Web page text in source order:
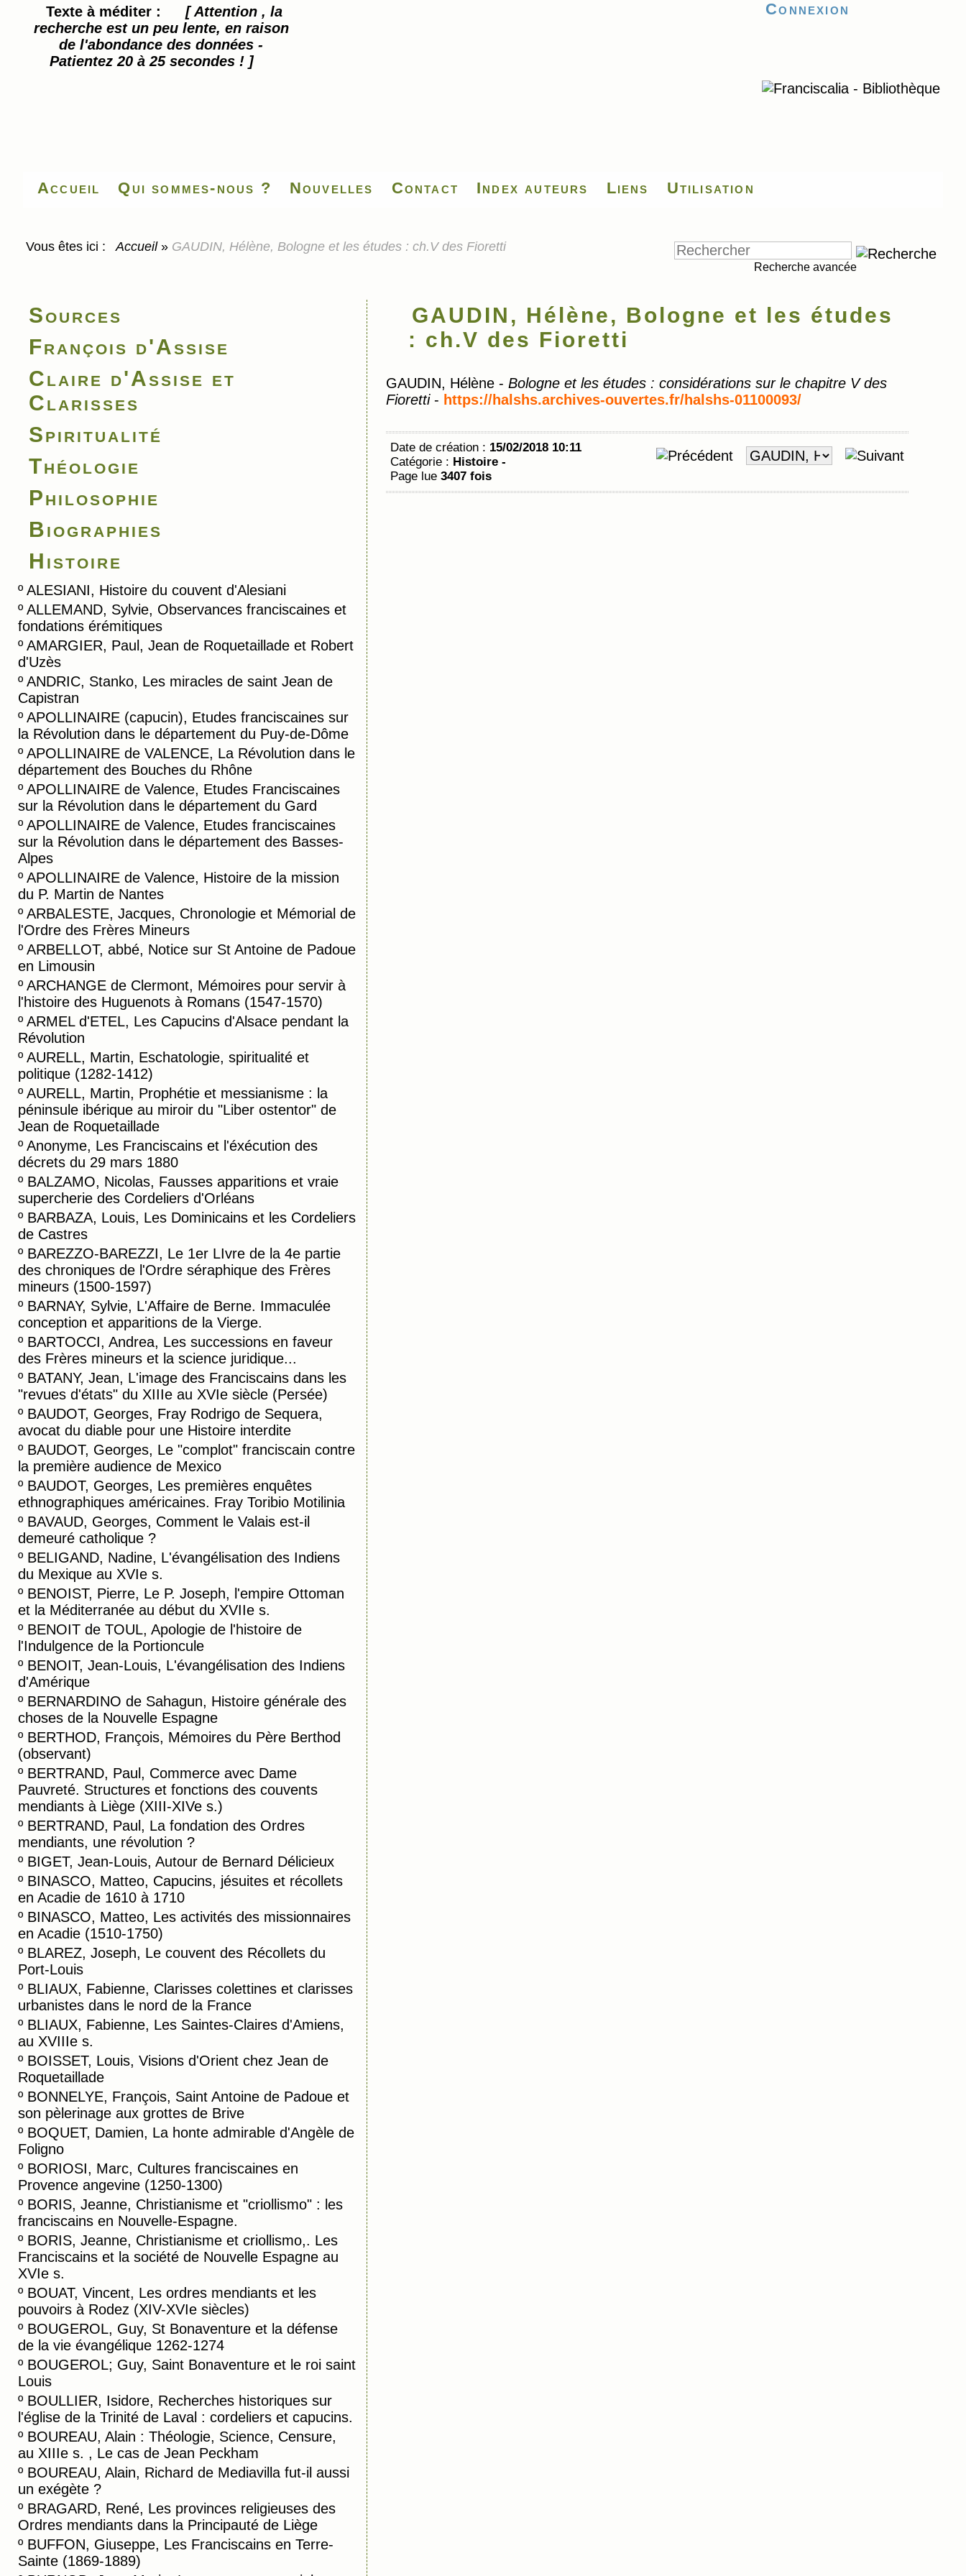
Texte à méditer :
[ Attention , la
recherche est un peu lente, en raison
de l'abondance des données -
Patientez 20 à 25 secondes ! ]
Accueil
Connexion
Qui sommes-nous ? Nouvelles Contact Index auteurs Liens Utilisation
Vous êtes ici : Accueil » GAUDIN, Hélène, Bologne et les études : ch.V des Fioretti
Recherche avancée
Sources
François d'Assise
Claire d'Assise et
Clarisses
Spiritualité
Théologie
Philosophie
Biographies
Histoire
º ALESIANI, Histoire du couvent d'Alesiani
º ALLEMAND, Sylvie, Observances franciscaines et
fondations érémitiques
º AMARGIER, Paul, Jean de Roquetaillade et Robert
d'Uzès
º ANDRIC, Stanko, Les miracles de saint Jean de
Capistran
º APOLLINAIRE (capucin), Etudes franciscaines sur
la Révolution dans le département du Puy-de-Dôme
º APOLLINAIRE de VALENCE, La Révolution dans le
département des Bouches du Rhône
º APOLLINAIRE de Valence, Etudes Franciscaines
sur la Révolution dans le département du Gard
º APOLLINAIRE de Valence, Etudes franciscaines
sur la Révolution dans le département des Basses-
Alpes
º APOLLINAIRE de Valence, Histoire de la mission
du P. Martin de Nantes
º ARBALESTE, Jacques, Chronologie et Mémorial de
l'Ordre des Frères Mineurs
º ARBELLOT, abbé, Notice sur St Antoine de Padoue
en Limousin
º ARCHANGE de Clermont, Mémoires pour servir à
l'histoire des Huguenots à Romans (1547-1570)
º ARMEL d'ETEL, Les Capucins d'Alsace pendant la
Révolution
º AURELL, Martin, Eschatologie, spiritualité et
politique (1282-1412)
º AURELL, Martin, Prophétie et messianisme : la
péninsule ibérique au miroir du "Liber ostentor" de
Jean de Roquetaillade
º Anonyme, Les Franciscains et l'éxécution des
décrets du 29 mars 1880
º BALZAMO, Nicolas, Fausses apparitions et vraie
supercherie des Cordeliers d'Orléans
º BARBAZA, Louis, Les Dominicains et les Cordeliers
de Castres
º BAREZZO-BAREZZI, Le 1er LIvre de la 4e partie
des chroniques de l'Ordre séraphique des Frères
mineurs (1500-1597)
º BARNAY, Sylvie, L'Affaire de Berne. Immaculée
conception et apparitions de la Vierge.
º BARTOCCI, Andrea, Les successions en faveur
des Frères mineurs et la science juridique...
º BATANY, Jean, L'image des Franciscains dans les
"revues d'états" du XIIIe au XVIe siècle (Persée)
º BAUDOT, Georges, Fray Rodrigo de Sequera,
avocat du diable pour une Histoire interdite
º BAUDOT, Georges, Le "complot" franciscain contre
la première audience de Mexico
º BAUDOT, Georges, Les premières enquêtes
ethnographiques américaines. Fray Toribio Motilinia
º BAVAUD, Georges, Comment le Valais est-il
demeuré catholique ?
º BELIGAND, Nadine, L'évangélisation des Indiens
du Mexique au XVIe s.
º BENOIST, Pierre, Le P. Joseph, l'empire Ottoman
et la Méditerranée au début du XVIIe s.
º BENOIT de TOUL, Apologie de l'histoire de
l'Indulgence de la Portioncule
º BENOIT, Jean-Louis, L'évangélisation des Indiens
d'Amérique
º BERNARDINO de Sahagun, Histoire générale des
choses de la Nouvelle Espagne
º BERTHOD, François, Mémoires du Père Berthod
(observant)
º BERTRAND, Paul, Commerce avec Dame
Pauvreté. Structures et fonctions des couvents
mendiants à Liège (XIII-XIVe s.)
º BERTRAND, Paul, La fondation des Ordres
mendiants, une révolution ?
º BIGET, Jean-Louis, Autour de Bernard Délicieux
º BINASCO, Matteo, Capucins, jésuites et récollets
en Acadie de 1610 à 1710
º BINASCO, Matteo, Les activités des missionnaires
en Acadie (1510-1750)
º BLAREZ, Joseph, Le couvent des Récollets du
Port-Louis
º BLIAUX, Fabienne, Clarisses colettines et clarisses
urbanistes dans le nord de la France
º BLIAUX, Fabienne, Les Saintes-Claires d'Amiens,
au XVIIIe s.
º BOISSET, Louis, Visions d'Orient chez Jean de
Roquetaillade
º BONNELYE, François, Saint Antoine de Padoue et
son pèlerinage aux grottes de Brive
º BOQUET, Damien, La honte admirable d'Angèle de
Foligno
º BORIOSI, Marc, Cultures franciscaines en
Provence angevine (1250-1300)
º BORIS, Jeanne, Christianisme et "criollismo" : les
franciscains en Nouvelle-Espagne.
º BORIS, Jeanne, Christianisme et criollismo,. Les
Franciscains et la société de Nouvelle Espagne au
XVIe s.
º BOUAT, Vincent, Les ordres mendiants et les
pouvoirs à Rodez (XIV-XVIe siècles)
º BOUGEROL, Guy, St Bonaventure et la défense
de la vie évangélique 1262-1274
º BOUGEROL; Guy, Saint Bonaventure et le roi saint
Louis
º BOULLIER, Isidore, Recherches historiques sur
l'église de la Trinité de Laval : cordeliers et capucins.
º BOUREAU, Alain : Théologie, Science, Censure,
au XIIIe s. , Le cas de Jean Peckham
º BOUREAU, Alain, Richard de Mediavilla fut-il aussi
un exégète ?
º BRAGARD, René, Les provinces religieuses des
Ordres mendiants dans la Principauté de Liège
º BUFFON, Giuseppe, Les Franciscains en Terre-
Sainte (1869-1889)
GAUDIN, Hélène, Bologne et les études
: ch.V des Fioretti
GAUDIN, Hélène - Bologne et les études : considérations sur le chapitre V des
Fioretti- https://halshs.archives-ouvertes.fr/halshs-01100093/
Date de création : 15/02/2018 10:11
Catégorie : Histoire -
Page lue 3407 fois